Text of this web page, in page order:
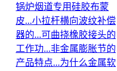
锅炉烟道专用硅胶布蒙
皮...小拉杆横向波纹补偿
器的...可曲挠橡胶接头的
工作功...非金属膨胀节的
产品特点...为什么金属软